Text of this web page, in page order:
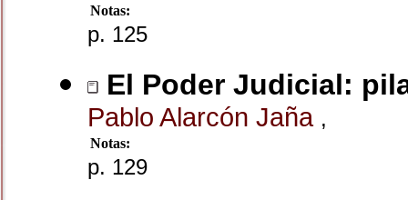
Notas:
p. 125
El Poder Judicial:
Pablo Alarcón Jaña ,
Notas:
p. 129